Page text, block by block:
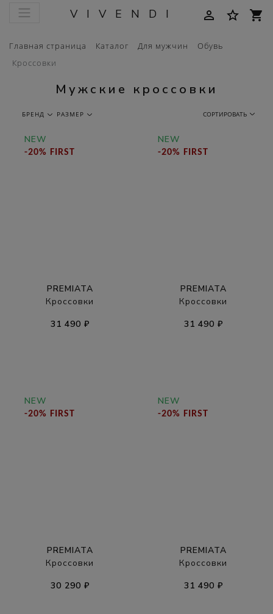
VIVENDI person_outline star_border shopping_cart
Главная страница Каталог Для мужчин
Обувь
Кроссовки
Мужские кроссовки
БРЕНД РАЗМЕР СОРТИРОВАТЬ
NEW
-20% FIRST
PREMIATA
Кроссовки
31 490 ₽
NEW
-20% FIRST
PREMIATA
Кроссовки
31 490 ₽
NEW
-20% FIRST
PREMIATA
Кроссовки
30 290 ₽
NEW
-20% FIRST
PREMIATA
Кроссовки
31 490 ₽